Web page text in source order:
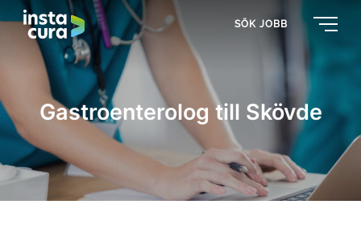
SÖK JOBB
Gastroenterolog till Skövde